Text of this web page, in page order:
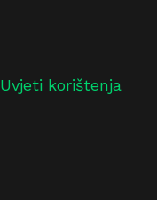
Uvjeti korištenja